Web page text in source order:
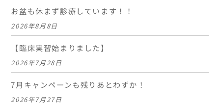
お盆も休まず診療しています！！
2026年8月8日
【臨床実習始まりました】
2026年7月28日
7月キャンペーンも残りあとわずか！
2026年7月27日